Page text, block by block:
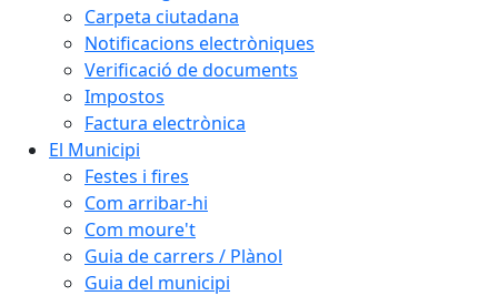
Carpeta ciutadana
Notificacions electròniques
Verificació de documents
Impostos
Factura electrònica
El Municipi
Festes i fires
Com arribar-hi
Com moure't
Guia de carrers / Plànol
Guia del municipi